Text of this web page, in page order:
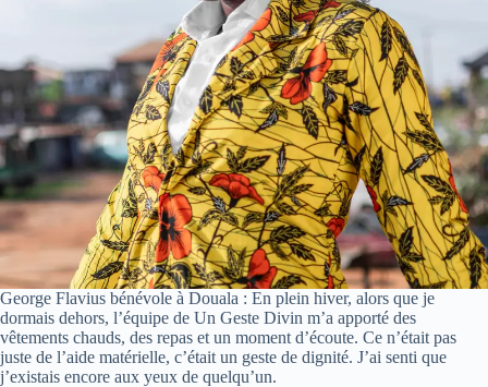
George Flavius bénévole à Douala : En plein hiver, alors que je
dormais dehors, l’équipe de Un Geste Divin m’a apporté des
vêtements chauds, des repas et un moment d’écoute. Ce n’était pas
juste de l’aide matérielle, c’était un geste de dignité. J’ai senti que
j’existais encore aux yeux de quelqu’un.